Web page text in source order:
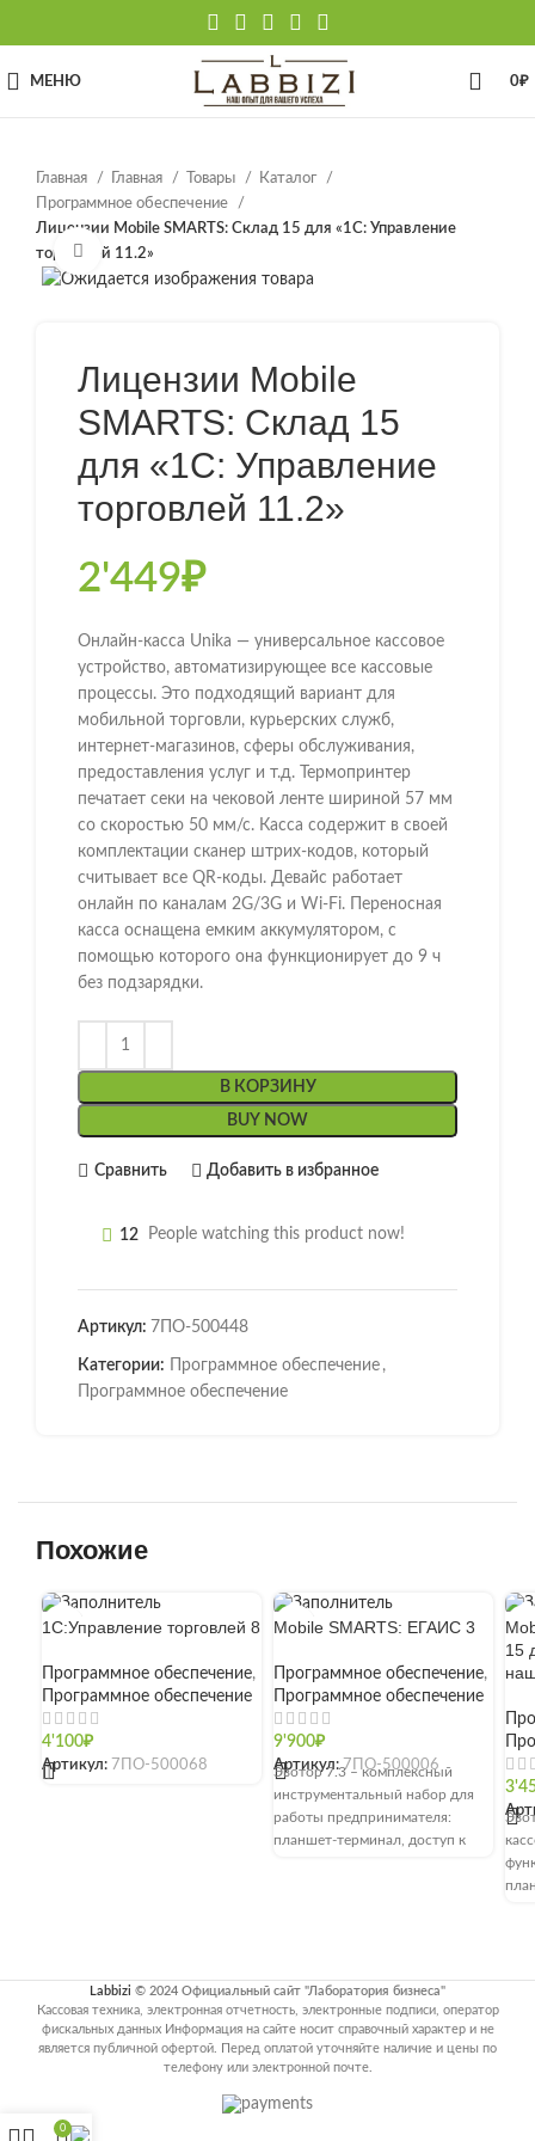
МЕНЮ 0₽
Главная Главная Товары
Каталог
Программное обеспечение
Лицензии Mobile SMARTS: Склад 15 для «1С: Управление
торговлей 11.2»Нажмите, чтобы увеличить
Лицензии Mobile
SMARTS: Склад 15
для «1С: Управление
торговлей 11.2»
2'449₽
Онлайн-касса Unika — универсальное кассовое
устройство, автоматизирующее все кассовые
процессы. Это подходящий вариант для
мобильной торговли, курьерских служб,
интернет-магазинов, сферы обслуживания,
предоставления услуг и т.д. Термопринтер
печатает секи на чековой ленте шириной 57 мм
со скоростью 50 мм/с. Касса содержит в своей
комплектации сканер штрих-кодов, который
считывает все QR-коды. Девайс работает
онлайн по каналам 2G/3G и Wi-Fi. Переносная
касса оснащена емким аккумулятором, с
помощью которого она функционирует до 9 ч
без подзарядки.
В КОРЗИНУ
BUY NOW
Сравнить Добавить в избранное
12 People watching this product now!
Артикул: 7ПО-500448
Категории: Программное обеспечение ,
Программное обеспечение
Похожие
1С:Управление торговлей 8
Программное обеспечение,
Программное обеспечение
4'100₽
Артикул: 7ПО-500068
[]
Mobile SMARTS: ЕГАИС 3
Программное обеспечение,
Программное обеспечение
9'900₽
Артикул:7ПО-500006
Эвотор 7.3 – комплексный
инструментальный набор для
работы предпринимателя:
планшет-терминал, доступ к
15
Labbizi © 2024 Официальный сайт "Лаборатория бизнеса"
Кассовая техника, электронная отчетность, электронные подписи, оператор
фискальных данных Информация на сайте носит справочный характер и не
является публичной офертой. Перед оплатой уточняйте наличие и цены по
телефону или электронной почте.
0